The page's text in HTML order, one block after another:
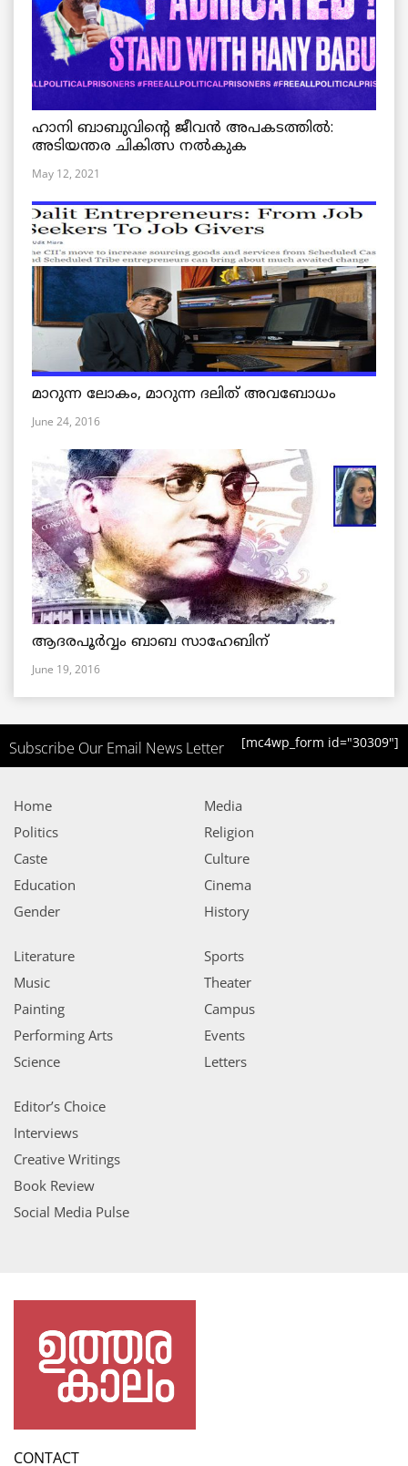
ഹാനി ബാബുവിന്റെ ജീവൻ അപകടത്തിൽ:
അടിയന്തര ചികിത്സ നൽകുക
May 12, 2021
മാറുന്ന ലോകം, മാറുന്ന ദലിത് അവബോധം
June 24, 2016
ആദരപൂര്‍വ്വം ബാബ സാഹേബിന്
June 19, 2016
Subscribe Our Email News Letter [mc4wp_form id="30309"]
Home
Politics
Caste
Education
Gender
Media
Religion
Culture
Cinema
History
Literature
Music
Painting
Performing Arts
Science
Sports
Theater
Campus
Events
Letters
Editor’s Choice
Interviews
Creative Writings
Book Review
Social Media Pulse
CONTACT